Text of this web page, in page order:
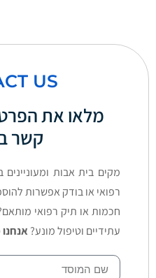
US
מלאו את
קשר
מקים בית אבות
רפואי או בודק אפשרות
חכמות או תיק רפואי
עתידיים וטיפול מונע?